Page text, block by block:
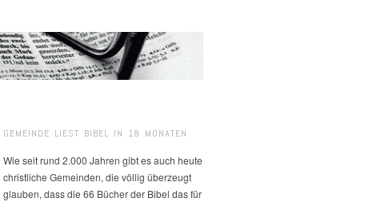
GEMEINDE LIEST BIBEL IN 18 MONATEN
Wie seit rund 2.000 Jahren gibt es auch heute
christliche Gemeinden, die völlig überzeugt
glauben, dass die 66 Bücher der Bibel das für